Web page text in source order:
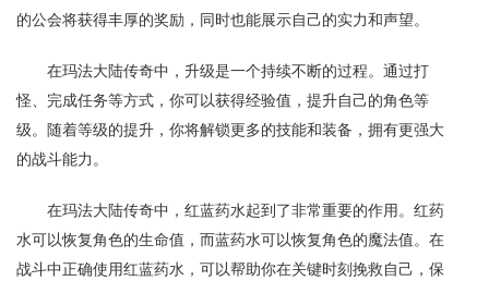
的公会将获得丰厚的奖励，同时也能展示自己的实力和声望。
在玛法大陆传奇中，升级是一个持续不断的过程。通过打
怪、完成任务等方式，你可以获得经验值，提升自己的角色等
级。随着等级的提升，你将解锁更多的技能和装备，拥有更强大
的战斗能力。
在玛法大陆传奇中，红蓝药水起到了非常重要的作用。红药
水可以恢复角色的生命值，而蓝药水可以恢复角色的魔法值。在
战斗中正确使用红蓝药水，可以帮助你在关键时刻挽救自己，保